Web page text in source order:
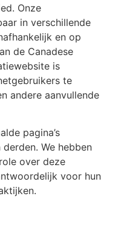
Onze
in verschillende
en op
de Canadese
is
te
andere aanvullende
pagina’s
We hebben
over deze
voor hun